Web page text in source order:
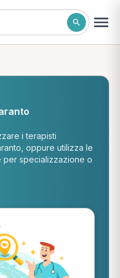
i terapisti
oppure utilizza le
per specializzazione o